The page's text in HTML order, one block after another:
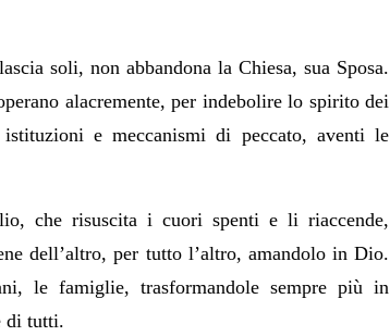
soli, non abbandona la Chiesa, sua Sposa.
alacremente, per indebolire lo spirito dei
e meccanismi di peccato, aventi le
che risuscita i cuori spenti e li riaccende,
dell’altro, per tutto l’altro, amandolo in Dio.
le famiglie, trasformandole sempre più in
di tutti.